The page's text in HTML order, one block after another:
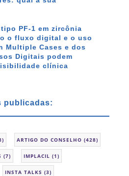
PF-1 em zircônia
o fluxo digital e o uso
Multiple Cases e dos
Digitais podem
clínica
publicadas:
ARTIGO DO CONSELHO (428)
(7) IMPLACIL (1)
INSTA TALKS (3)